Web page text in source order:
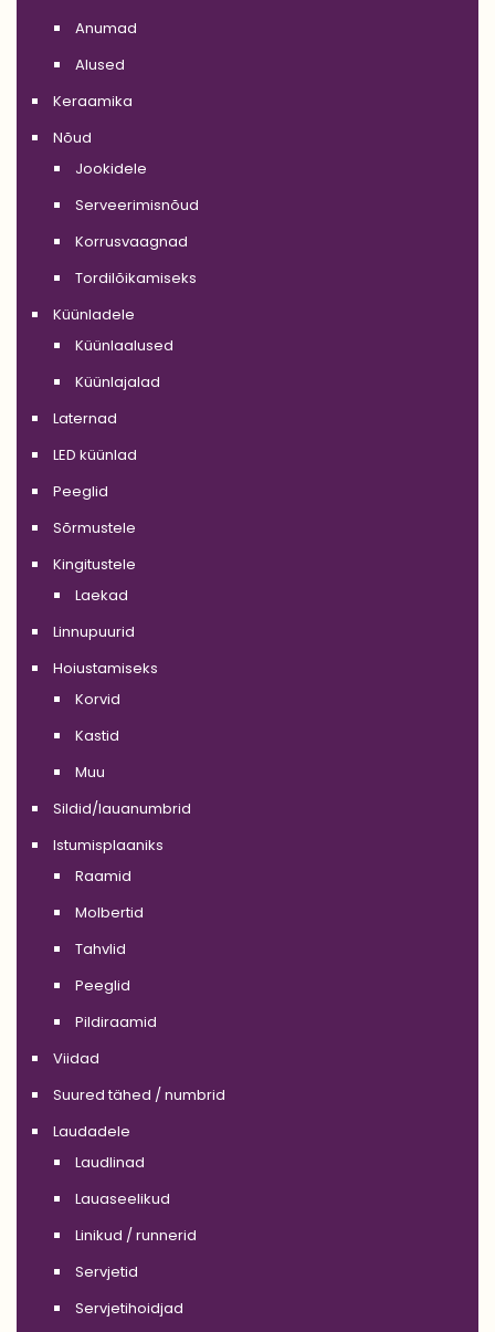
Anumad
Alused
Keraamika
Nõud
Jookidele
Serveerimisnõud
Korrusvaagnad
Tordilõikamiseks
Küünladele
Küünlaalused
Küünlajalad
Laternad
LED küünlad
Peeglid
Sõrmustele
Kingitustele
Laekad
Linnupuurid
Hoiustamiseks
Korvid
Kastid
Muu
Sildid/lauanumbrid
Istumisplaaniks
Raamid
Molbertid
Tahvlid
Peeglid
Pildiraamid
Viidad
Suured tähed / numbrid
Laudadele
Laudlinad
Lauaseelikud
Linikud / runnerid
Servjetid
Servjetihoidjad